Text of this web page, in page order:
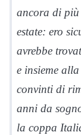
ancora di più
estate: ero
avrebbe
e insieme
convinti di
anni da
la coppa